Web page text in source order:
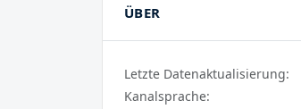
ÜBER
Letzte Datenaktualisierung:
Kanalsprache: